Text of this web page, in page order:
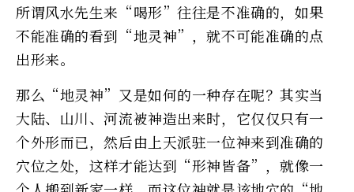
所谓风水先生来“喝形”往往是不准确的，如果
不能准确的看到“地灵神”，就不可能准确的点
出形来。
那么“地灵神”又是如何的一种存在呢？其实当
大陆、山川、河流被神造出来时，它仅仅只有一
个外形而已，然后由上天派驻一位神来到准确的
穴位之处，这样才能达到“形神皆备”，就像一